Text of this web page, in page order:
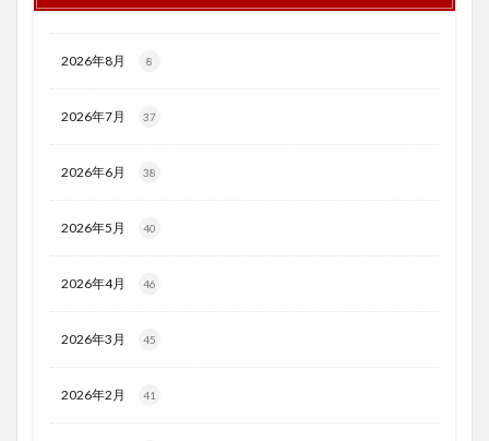
2026年8月 8
2026年7月 37
2026年6月 38
2026年5月 40
2026年4月 46
2026年3月 45
2026年2月 41